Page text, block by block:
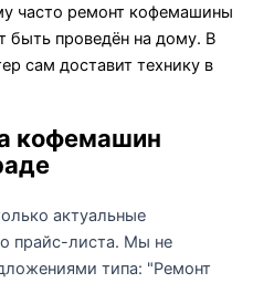
часто ремонт кофемашины
быть проведён на дому. В
сам доставит технику в
кофемашин
актуальные
прайс-листа. Мы не
типа: "Ремонт